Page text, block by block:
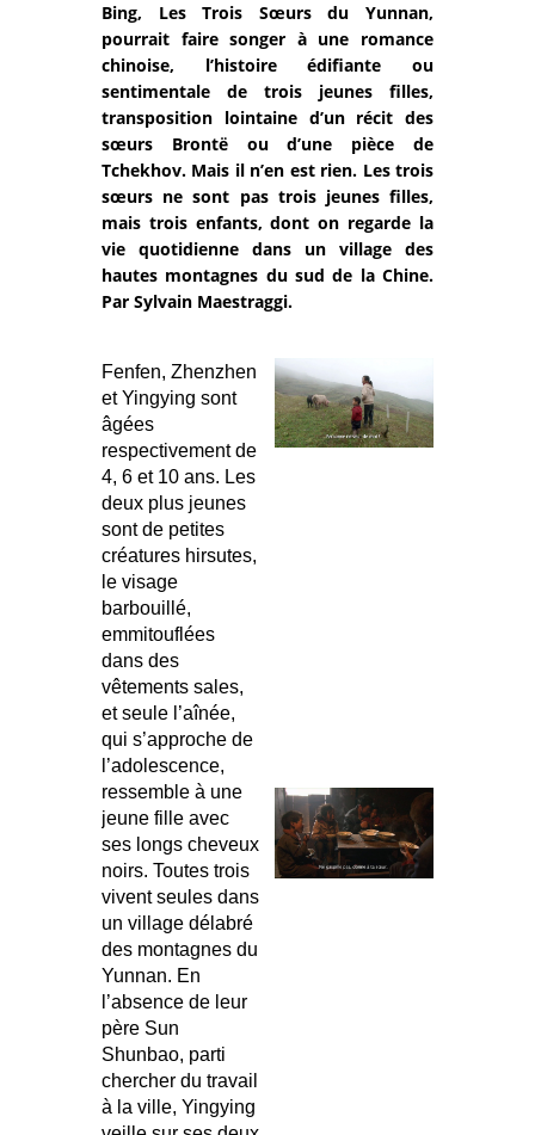
Bing, Les Trois Sœurs du Yunnan,
pourrait faire songer à une romance
chinoise, l’histoire édifiante ou
sentimentale de trois jeunes filles,
transposition lointaine d’un récit des
sœurs Brontë ou d’une pièce de
Tchekhov. Mais il n’en est rien. Les trois
sœurs ne sont pas trois jeunes filles,
mais trois enfants, dont on regarde la
vie quotidienne dans un village des
hautes montagnes du sud de la Chine.
Par Sylvain Maestraggi.
Fenfen, Zhenzhen
et Yingying sont
âgées
respectivement de
4, 6 et 10 ans. Les
deux plus jeunes
sont de petites
créatures hirsutes,
le visage
barbouillé,
emmitouflées
dans des
vêtements sales,
et seule l’aînée,
qui s’approche de
l’adolescence,
ressemble à une
jeune fille avec
ses longs cheveux
noirs. Toutes trois
vivent seules dans
un village délabré
des montagnes du
Yunnan. En
l’absence de leur
père Sun
Shunbao, parti
chercher du travail
à la ville, Yingying